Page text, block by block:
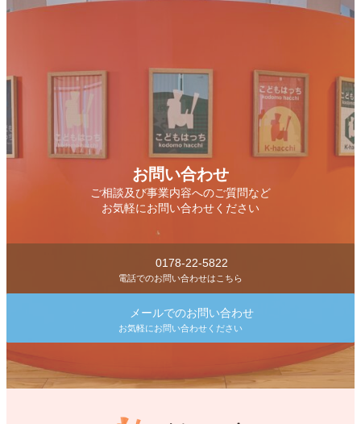
お問い合わせ
ご相談及び事業内容へのご質問など
お気軽にお問い合わせください
0178-22-5822
電話でのお問い合わせはこちら
メールでのお問い合わせ
お気軽にお問い合わせください